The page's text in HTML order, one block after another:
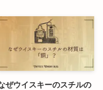
ぜウイスキーのスチルの